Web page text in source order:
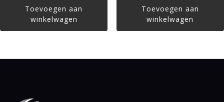
Toevoegen aan
winkelwagen
Toevoegen aan
winkelwagen